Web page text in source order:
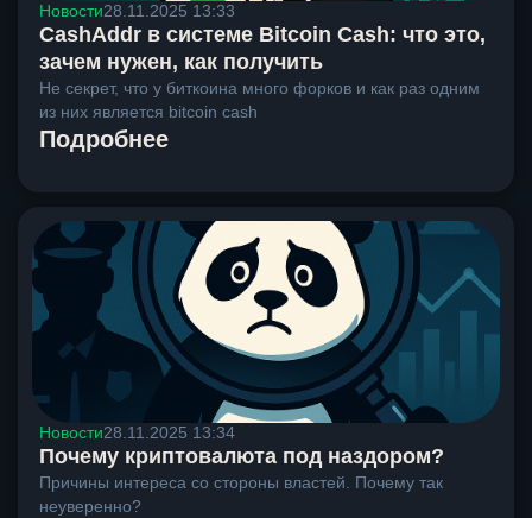
Новости28.11.2025 13:33
CashAddr в системе Bitcoin Cash: что это,
зачем нужен, как получить
Не секрет, что у биткоина много форков и как раз одним
из них является bitcoin cash
Подробнее
Новости28.11.2025 13:34
Почему криптовалюта под наздором?
Причины интереса со стороны властей. Почему так
неуверенно?